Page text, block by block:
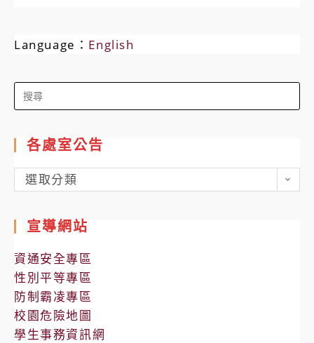
Language： English
Search
for:
各處室公告
各
處
公
告
選取分類
宣導網站
資通安全專區
性別平等專區
防制霸凌專區
校園危險地圖
學生事務資訊網